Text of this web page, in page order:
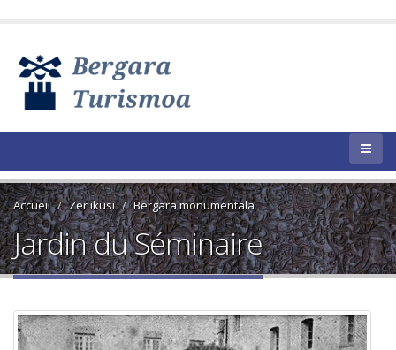
Accueil Zer ikusi Bergara monumentala
Jardin du Séminaire